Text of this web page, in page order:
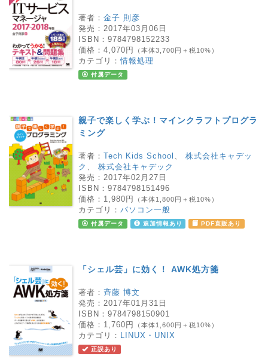
著者： 金子 則彦
発売： 2017年03月06日
ISBN： 9784798152233
価格： 4,070円 （本体3,700円＋税10%）
カテゴリ：情報処理
付属データ
親子で楽しく学ぶ！マインクラフトプログラ
ミング
著者： Tech Kids School
株式会社キャデッ
ク
株式会社キャデック
発売： 2017年02月27日
ISBN： 9784798151496
価格： 1,980円 （本体1,800円＋税10%）
カテゴリ： パソコン一般
付属データ 追加情報あり PDF直販あり
「シェル芸」に効く！ AWK処方箋
著者： 斉藤 博文
発売： 2017年01月31日
ISBN： 9784798150901
価格： 1,760円 （本体1,600円＋税10%）
カテゴリ： LINUX・UNIX
正誤あり